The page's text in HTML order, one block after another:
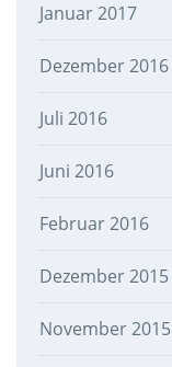
Januar 2017
Dezember 2016
Juli 2016
Juni 2016
Februar 2016
Dezember 2015
November 2015